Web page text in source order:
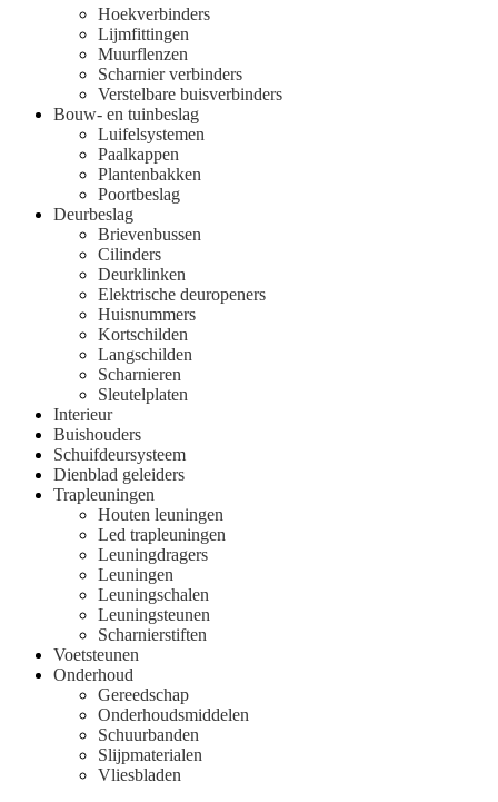
Hoekverbinders
Lijmfittingen
Muurflenzen
Scharnier verbinders
Verstelbare buisverbinders
Bouw- en tuinbeslag
Luifelsystemen
Paalkappen
Plantenbakken
Poortbeslag
Deurbeslag
Brievenbussen
Cilinders
Deurklinken
Elektrische deuropeners
Huisnummers
Kortschilden
Langschilden
Scharnieren
Sleutelplaten
Interieur
Buishouders
Schuifdeursysteem
Dienblad geleiders
Trapleuningen
Houten leuningen
Led trapleuningen
Leuningdragers
Leuningen
Leuningschalen
Leuningsteunen
Scharnierstiften
Voetsteunen
Onderhoud
Gereedschap
Onderhoudsmiddelen
Schuurbanden
Slijpmaterialen
Vliesbladen